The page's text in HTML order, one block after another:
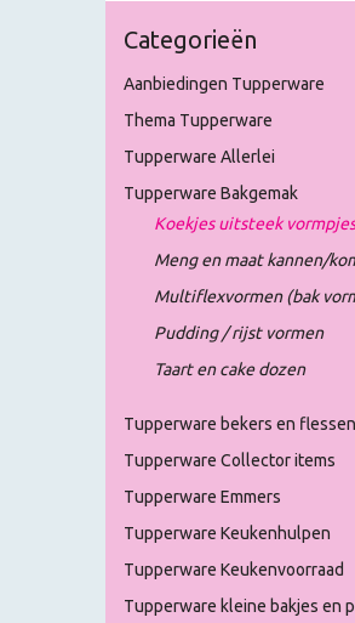
Categorieën
Aanbiedingen Tupperware
Thema Tupperware
Tupperware Allerlei
Tupperware Bakgemak
Koekjes uitsteek vormpjes
Meng en maat kannen/
Multiflexvormen (bak
Pudding / rijst vormen
Taart en cake dozen
Tupperware bekers en flessen
Tupperware Collector items
Tupperware Emmers
Tupperware Keukenhulpen
Tupperware Keukenvoorraad
Tupperware kleine bakjes en